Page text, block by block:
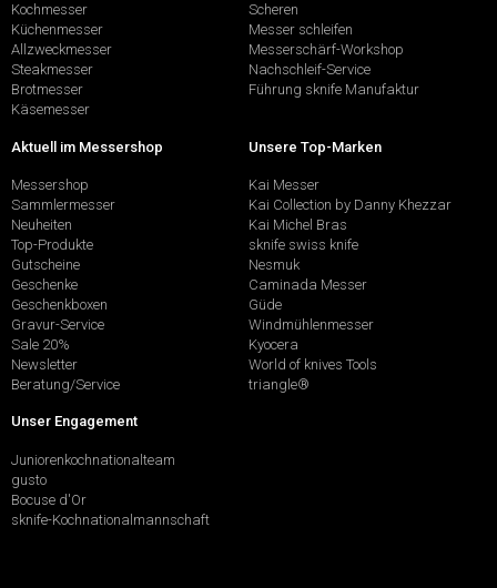
Kochmesser
Küchenmesser
Allzweckmesser
Steakmesser
Brotmesser
Käsemesser
Scheren
Messer schleifen
Messerschärf-Workshop
Nachschleif-Service
Führung sknife Manufaktur
Aktuell im Messershop
Messershop
Sammlermesser
Neuheiten
Top-Produkte
Gutscheine
Geschenke
Geschenkboxen
Gravur-Service
Sale 20%
Newsletter
Beratung/Service
Unsere Top-Marken
Kai Messer
Kai Collection by Danny Khezzar
Kai Michel Bras
sknife swiss knife
Nesmuk
Caminada Messer
Güde
Windmühlenmesser
Kyocera
World of knives Tools
triangle®
Unser Engagement
Juniorenkochnationalteam
gusto
Bocuse d'Or
sknife-Kochnationalmannschaft